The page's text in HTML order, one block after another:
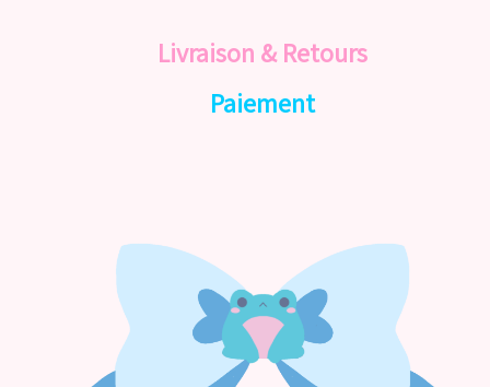
Livraison & Retours
Paiement